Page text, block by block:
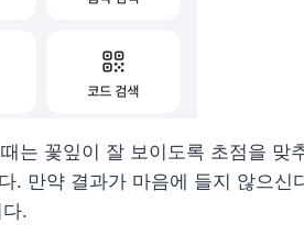
는 꽃잎이 잘 보이도록 초점을 맞
. 만약 결과가 마음에 들지 않으신
.